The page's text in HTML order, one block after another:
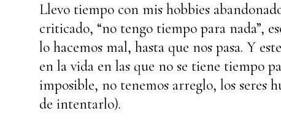
Llevo tiempo con mis hobbies
criticado, “no tengo tiempo para nada”,
lo hacemos mal, hasta que nos pasa. Y
en la vida en las que no se tiene tiempo
imposible, no tenemos arreglo, los seres
de intentarlo).